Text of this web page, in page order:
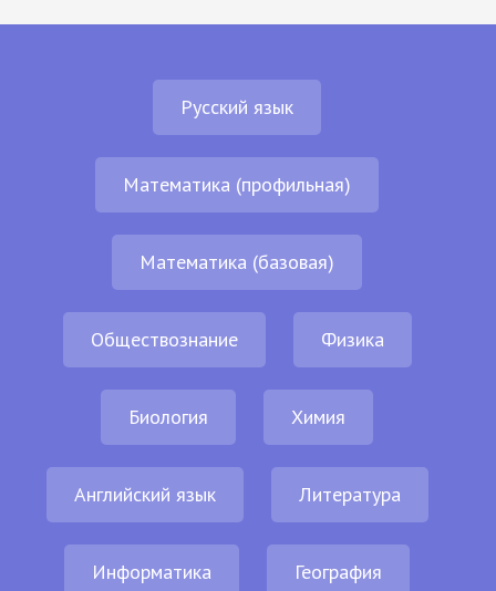
Русский язык
Математика (профильная)
Математика (базовая)
Обществознание Физика
Биология Химия
Английский язык Литература
Информатика География